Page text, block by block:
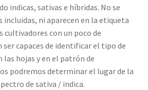
indicas, sativas e híbridas. No se
ni aparecen en la etiqueta
cultivadores con un poco de
ser capaces de identificar el tipo de
las hojas y en el patrón de
podremos determinar el lugar de la
de sativa / indica.